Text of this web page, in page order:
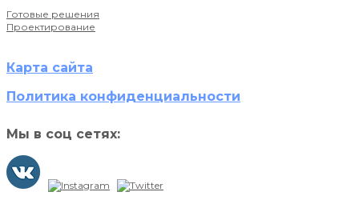
Готовые решения
Проектирование
Карта сайта
Политика конфиденциальности
Мы в соц сетях: